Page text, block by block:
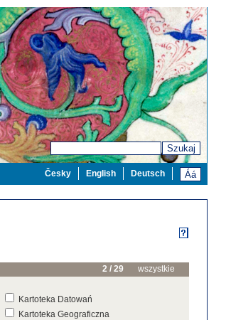
Szukaj
Deutsch
English
Česky
2 / 29 wszystkie
Kartoteka Datowań
Kartoteka Geograficzna